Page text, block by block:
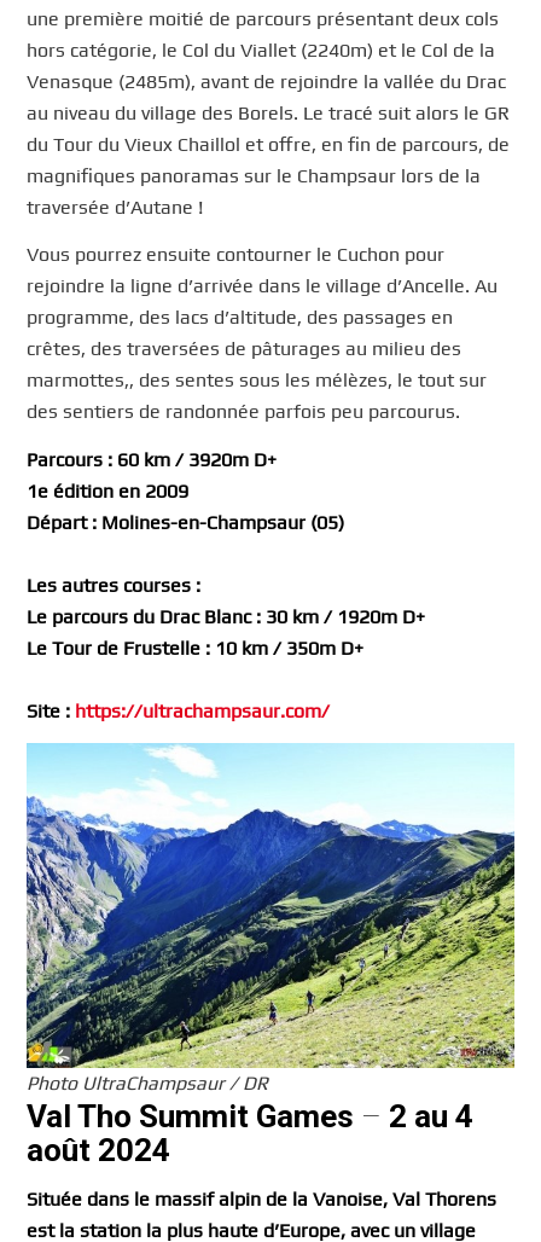
une première moitié de parcours présentant deux cols
hors catégorie, le Col du Viallet (2240m) et le Col de la
Venasque (2485m), avant de rejoindre la vallée du Drac
au niveau du village des Borels. Le tracé suit alors le GR
du Tour du Vieux Chaillol et offre, en fin de parcours, de
magnifiques panoramas sur le Champsaur lors de la
traversée d’Autane !
Vous pourrez ensuite contourner le Cuchon pour
rejoindre la ligne d’arrivée dans le village d’Ancelle. Au
programme, des lacs d’altitude, des passages en
crêtes, des traversées de pâturages au milieu des
marmottes,, des sentes sous les mélèzes, le tout sur
des sentiers de randonnée parfois peu parcourus.
Parcours : 60 km / 3920m D+
1e édition en 2009
Départ : Molines-en-Champsaur (05)
Les autres courses :
Le parcours du Drac Blanc : 30 km / 1920m D+
Le Tour de Frustelle : 10 km / 350m D+
Site : https://ultrachampsaur.com/
Photo UltraChampsaur / DR
Val Tho Summit Games – 2 au 4
août 2024
Située dans le massif alpin de la Vanoise, Val Thorens
est la station la plus haute d’Europe, avec un village